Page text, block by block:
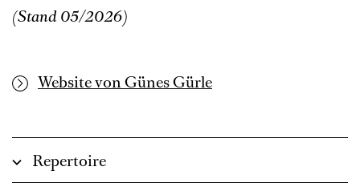
(Stand 05/2026)
Website von Günes Gürle
Repertoire